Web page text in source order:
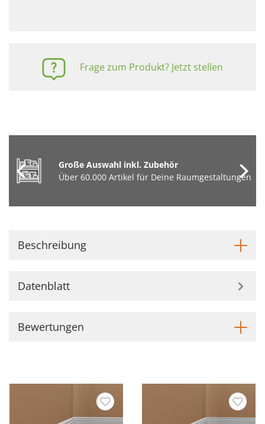
Frage zum Produkt? Jetzt stellen
Große Auswahl inkl. Zubehör
Über 60.000 Artikel für Deine Raumgestaltungen
Beschreibung
Datenblatt
Bewertungen